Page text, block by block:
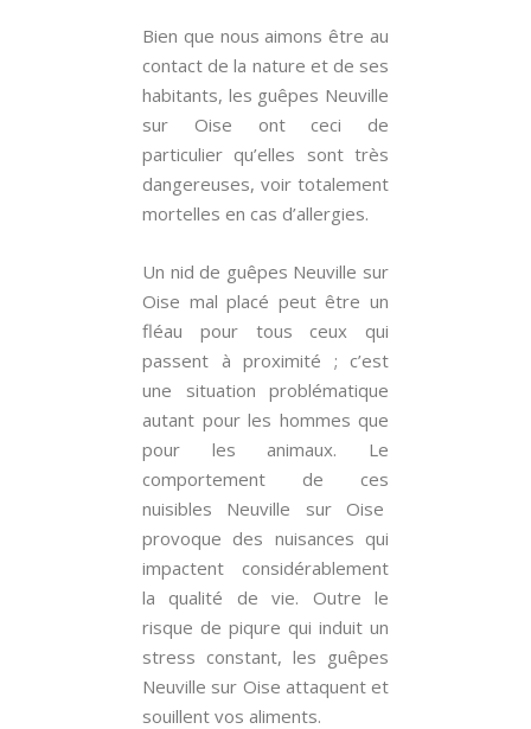
Bien que nous aimons être au
contact de la nature et de ses
habitants, les guêpes Neuville
sur Oise ont ceci de
particulier qu’elles sont très
dangereuses, voir totalement
mortelles en cas d’allergies.
Un nid de guêpes Neuville sur
Oise mal placé peut être un
fléau pour tous ceux qui
passent à proximité ; c’est
une situation problématique
autant pour les hommes que
pour les animaux. Le
comportement de ces
nuisibles Neuville sur Oise
provoque des nuisances qui
impactent considérablement
la qualité de vie. Outre le
risque de piqure qui induit un
stress constant, les guêpes
Neuville sur Oise attaquent et
souillent vos aliments.